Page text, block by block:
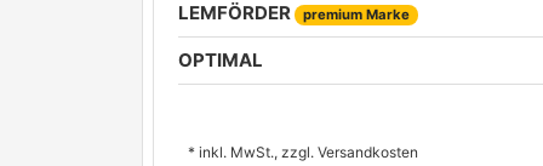
LEMFÖRDER premium Marke
OPTIMAL
* inkl. MwSt., zzgl. Versandkosten